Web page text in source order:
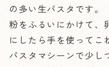
の多い生パスタです。
粉をふるいにかけて、
にしたら手を使ってこ
パスタマシーンで少し